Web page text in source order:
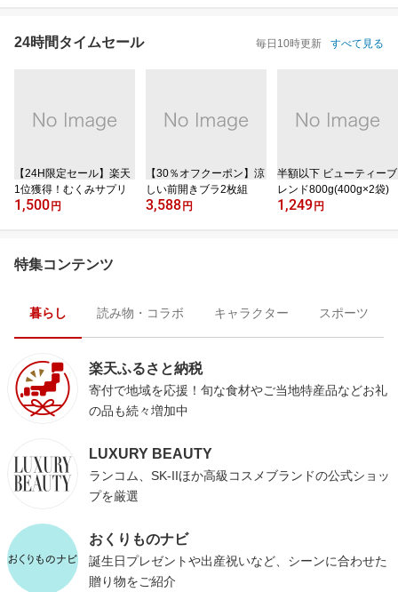
24時間タイムセール 毎日10時更新 すべて見る
【24H限定セール】楽天
1位獲得！むくみサプリ
1,500 円
【30％オフクーポン】涼
しい前開きブラ2枚組
3,588 円
半額以下 ビューティーブ
レンド800g(400g×2袋)
1,249 円
特集コンテンツ
暮らし 読み物・コラボ キャラクター スポーツ
楽天ふるさと納税
寄付で地域を応援！旬な食材やご当地特産品などお礼
の品も続々増加中
LUXURY BEAUTY
ランコム、SK-IIほか高級コスメブランドの公式ショッ
プを厳選
おくりものナビ
誕生日プレゼントや出産祝いなど、シーンに合わせた
贈り物をご紹介